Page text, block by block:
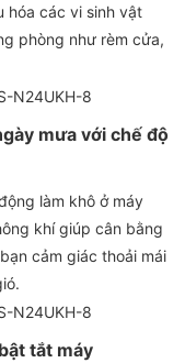
hóa các vi sinh vật
phòng như rèm cửa,
mưa với chế độ
làm khô ở máy
khí giúp cân bằng
cảm giác thoải mái
tắt máy